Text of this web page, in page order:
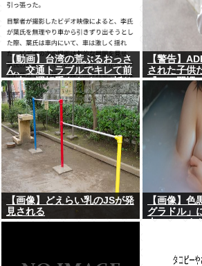
【動画】台湾の荒ぶるおっさ
ん、交通トラブルでキレて前
の車の運転手をナイフで斬り
つけるも壮絶な返り討ちにあ
う
【警告】
された子供
『この習慣
→！！！
【画像】どえらい乳のJSが発
見される
【画像】色
グラドル」
史、シコす